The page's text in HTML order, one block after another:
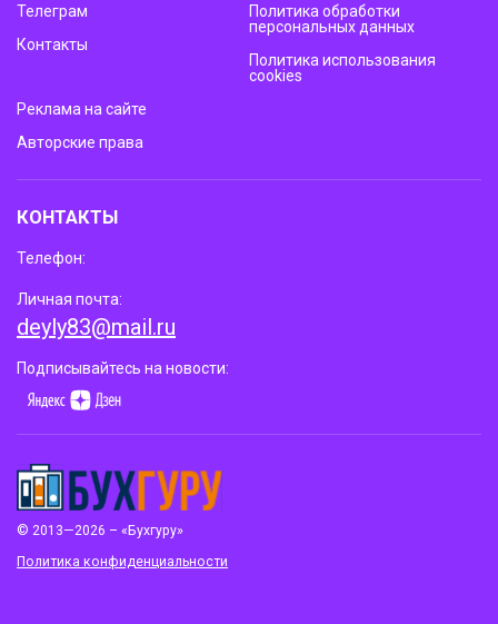
© 2013—2026 – «Бухгуру»
Политика конфиденциальности
Телеграм
Контакты
Политика обработки
персональных данных
Политика использования
cookies
Реклама на сайте
Авторские права
КОНТАКТЫ
Телефон:
Личная почта:
deyly83@mail.ru
Подписывайтесь на новости: